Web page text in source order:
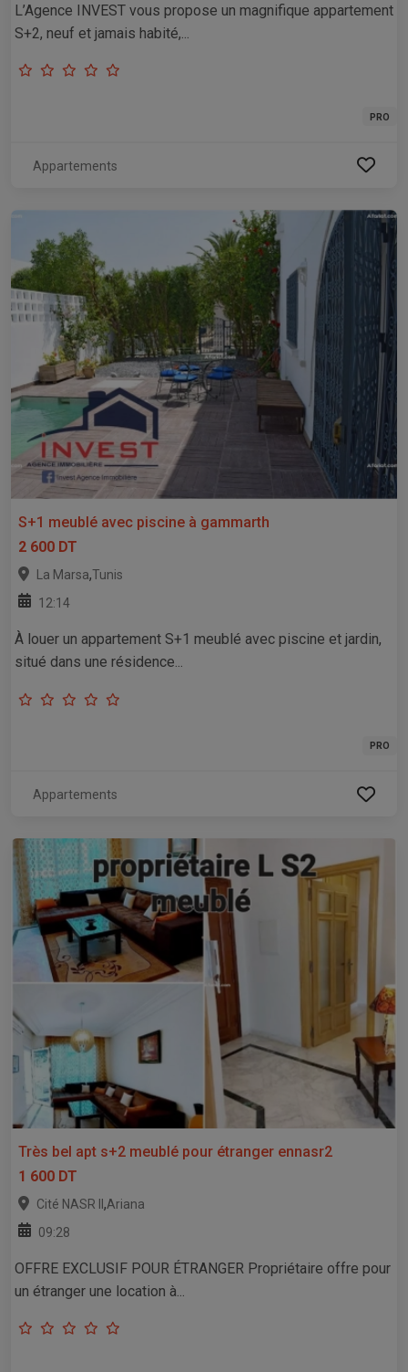
L’Agence INVEST vous propose un magnifique appartement
S+2, neuf et jamais habité,...
PRO
Appartements
S+1 meublé avec piscine à gammarth
2 600 DT
La Marsa,Tunis
12:14
À louer un appartement S+1 meublé avec piscine et jardin,
situé dans une résidence...
PRO
Appartements
Très bel apt s+2 meublé pour étranger ennasr2
1 600 DT
Cité NASR II ,Ariana
09:28
OFFRE EXCLUSIF POUR ÉTRANGER Propriétaire offre pour
un étranger une location à...